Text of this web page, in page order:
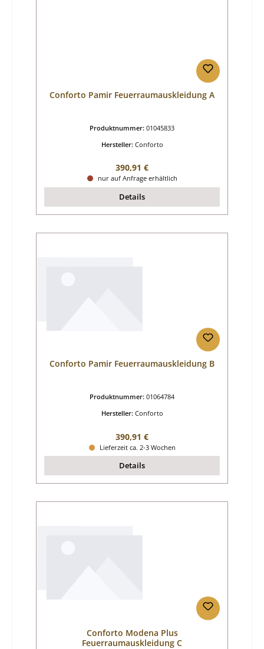
Conforto Pamir Feuerraumauskleidung A
Produktnummer: 01045833
Hersteller: Conforto
Regulärer Preis:
390,91 €
nur auf Anfrage erhältlich
Details
Conforto Pamir Feuerraumauskleidung B
Produktnummer: 01064784
Hersteller: Conforto
Regulärer Preis:
390,91 €
Lieferzeit ca. 2-3 Wochen
Details
Conforto Modena Plus
Feuerraumauskleidung C